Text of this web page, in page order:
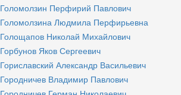
Голомолзин Перфирий Павлович
Голомолзина Людмила Перфирьевна
Голощапов Николай Михайлович
Горбунов Яков Сергеевич
Гориславский Александр Васильевич
Городничев Владимир Павлович